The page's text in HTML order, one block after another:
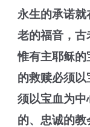
永生的承诺
老的福音，古
惟有主耶稣
的救赎必须
须以宝血为中
的、忠诚的